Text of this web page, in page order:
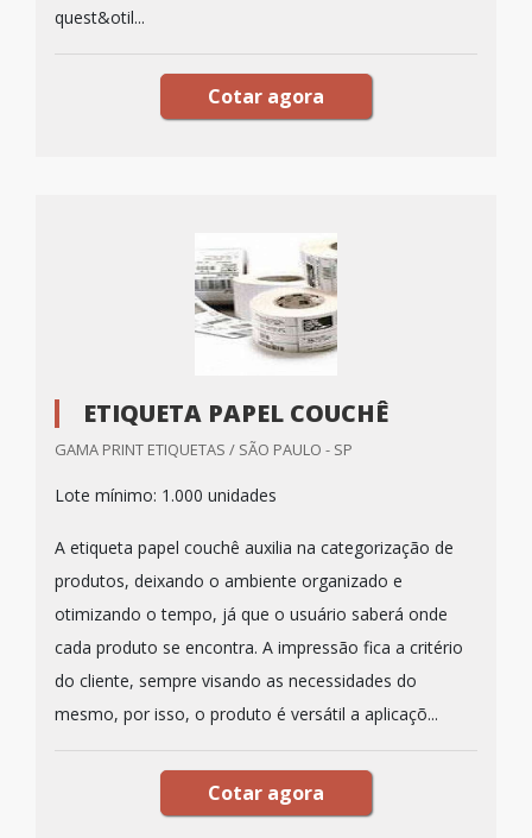
quest&otil...
Cotar agora
ETIQUETA PAPEL COUCHÊ
GAMA PRINT ETIQUETAS / SÃO PAULO - SP
Lote mínimo: 1.000 unidades
A etiqueta papel couchê auxilia na categorização de
produtos, deixando o ambiente organizado e
otimizando o tempo, já que o usuário saberá onde
cada produto se encontra. A impressão fica a critério
do cliente, sempre visando as necessidades do
mesmo, por isso, o produto é versátil a aplicaçõ...
Cotar agora